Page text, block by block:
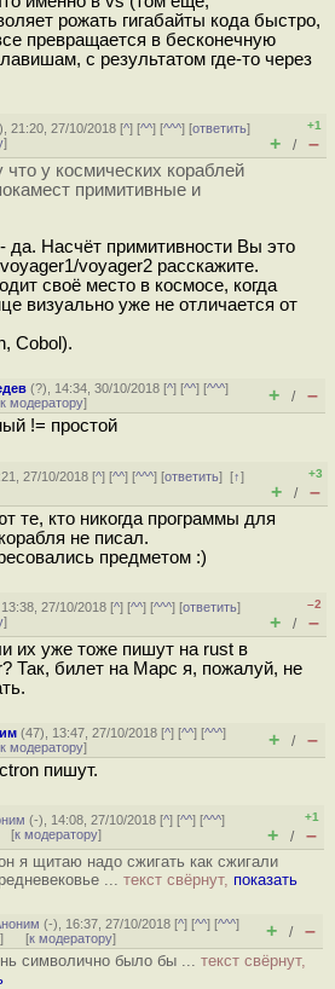
рожать гигабайты кода быстро,
превращается в бесконечную
с результатом где-то через
), 21:20, 27/10/2018 [^] [^^] [^^^] [ответить]
]
+1
+ / –
что у космических кораблей
примитивные и
да. Насчёт примитивности Вы это
voyager2 расскажите.
своё место в космосе, когда
визуально уже не отличается от
Cobol).
(?), 14:34, 30/10/2018 [^] [^^] [^^^]
к модератору] + / –
!= простой
27/10/2018 [^] [^^] [^^^] [ответить][↑]
+3
+ / –
те, кто никогда программы для
не писал.
предметом :)
27/10/2018 [^] [^^] [^^^] [ответить]
]
–2
+ / –
их уже тоже пишут на rust в
Так, билет на Марс я, пожалуй, не
(47), 13:47, 27/10/2018 [^] [^^] [^^^]
к модератору] + / –
пишут.
(-), 14:08, 27/10/2018 [^] [^^] [^^^]
[к модератору]
+1
+ / –
я щитаю надо сжигать как сжигали
... текст свёрнут, показать
(-), 16:37, 27/10/2018 [^] [^^] [^^^]
] [к модератору] + / –
символично было бы ... текст свёрнут,